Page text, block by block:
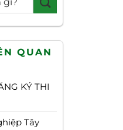
QUAN
KÝ THI
Tây